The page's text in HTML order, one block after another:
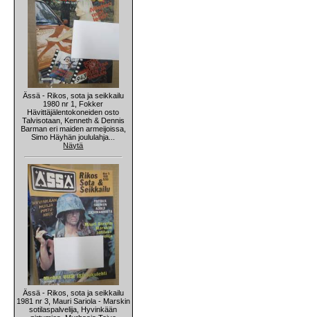
Ässä - Rikos, sota ja seikkailu
1980 nr 1, Fokker
Hävittäjälentokoneiden osto
Talvisotaan, Kenneth & Dennis
Barman eri maiden armeijoissa,
Simo Häyhän joululahja...
Näytä
Ässä - Rikos, sota ja seikkailu
1981 nr 3, Mauri Sariola - Marskin
sotilaspalvelija, Hyvinkään